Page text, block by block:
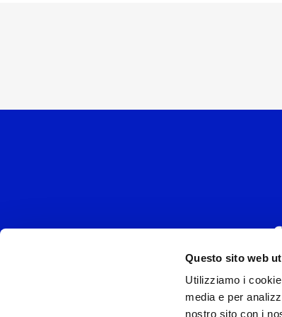
Questo sito web
Utilizziamo i
media e per
nostro sito con i
P.IVA